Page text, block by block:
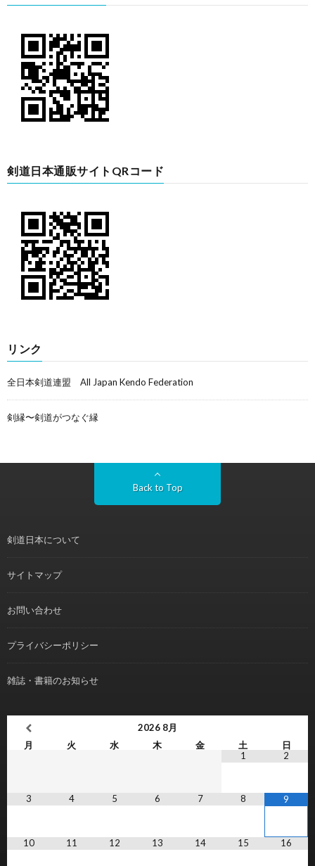
剣道日本通販サイトQRコード
リンク
全日本剣道連盟 All Japan Kendo Federation
剣縁〜剣道がつなぐ縁
Back to Top
剣道日本について
サイトマップ
お問い合わせ
プライバシーポリシー
雑誌・書籍のお知らせ
2026 8月
月
火 水 木 金 土
日
1
2
3 4 5 6 7 8 9
10 11 12 13 14 15 16